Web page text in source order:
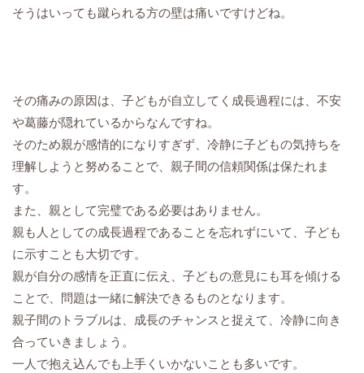
そうはいっても蹴られる方の壁は痛いですけどね。
その痛みの原因は、子どもが自立してく成長過程には、不安
や葛藤が隠れているからなんですね。
そのため親が感情的になりすぎず、冷静に子どもの気持ちを
理解しようと努めることで、親子間の信頼関係は保たれま
す。
また、親として完璧である必要はありません。
親も人としての成長過程であることを忘れずにいて、子ども
に示すことも大切です。
親が自分の感情を正直に伝え、子どもの意見にも耳を傾ける
ことで、問題は一緒に解決できるものとなります。
親子間のトラブルは、成長のチャンスと捉えて、冷静に向き
合っていきましょう。
一人で抱え込んでも上手くいかないことも多いです。